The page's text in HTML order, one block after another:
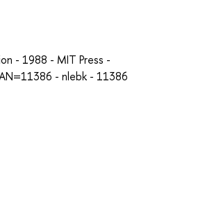
- 1988 - MIT Press -
- nlebk - 11386